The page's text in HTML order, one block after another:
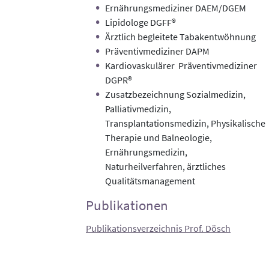
Ernährungsmediziner DAEM/DGEM
Lipidologe DGFF®
Ärztlich begleitete Tabakentwöhnung
Präventivmediziner DAPM
Kardiovaskulärer Präventivmediziner
DGPR®
Zusatzbezeichnung Sozialmedizin,
Palliativmedizin,
Transplantationsmedizin, Physikalische
Therapie und Balneologie,
Ernährungsmedizin,
Naturheilverfahren, ärztliches
Qualitätsmanagement
Publikationen
Publikationsverzeichnis Prof. Dösch